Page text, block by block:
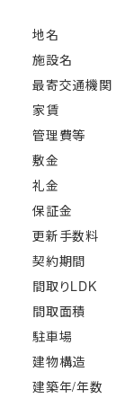
地名
施設名
最寄交通機関
家賃
管理費等
敷金
礼金
保証金
更新手数料
契約期間
間取りLDK
間取面積
駐車場
建物構造
建築年/年数